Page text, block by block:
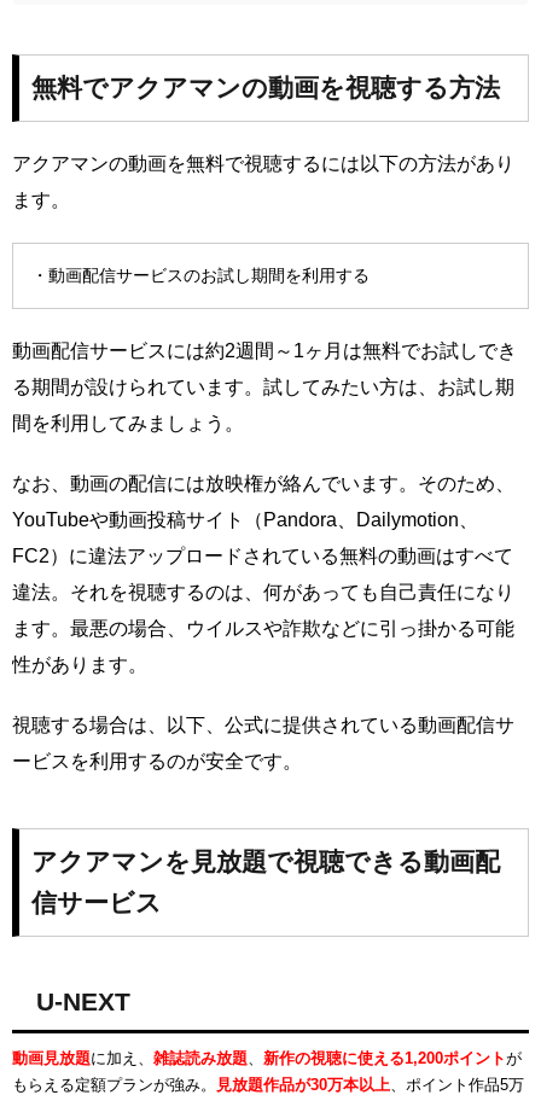
無料でアクアマンの動画を視聴する方法
アクアマンの動画を無料で視聴するには以下の方法があり
ます。
・動画配信サービスのお試し期間を利用する
動画配信サービスには約2週間～1ヶ月は無料でお試しでき
る期間が設けられています。試してみたい方は、お試し期
間を利用してみましょう。
なお、動画の配信には放映権が絡んでいます。そのため、
YouTubeや動画投稿サイト（Pandora、Dailymotion、
FC2）に違法アップロードされている無料の動画はすべて
違法。それを視聴するのは、何があっても自己責任になり
ます。最悪の場合、ウイルスや詐欺などに引っ掛かる可能
性があります。
視聴する場合は、以下、公式に提供されている動画配信サ
ービスを利用するのが安全です。
アクアマンを見放題で視聴できる動画配
信サービス
U-NEXT
動画見放題に加え、 雑誌読み放題 新作の視聴に使える1,200ポイントが
もらえる定額プランが強み。
見放題作品が30万本以上 、ポイント作品5万